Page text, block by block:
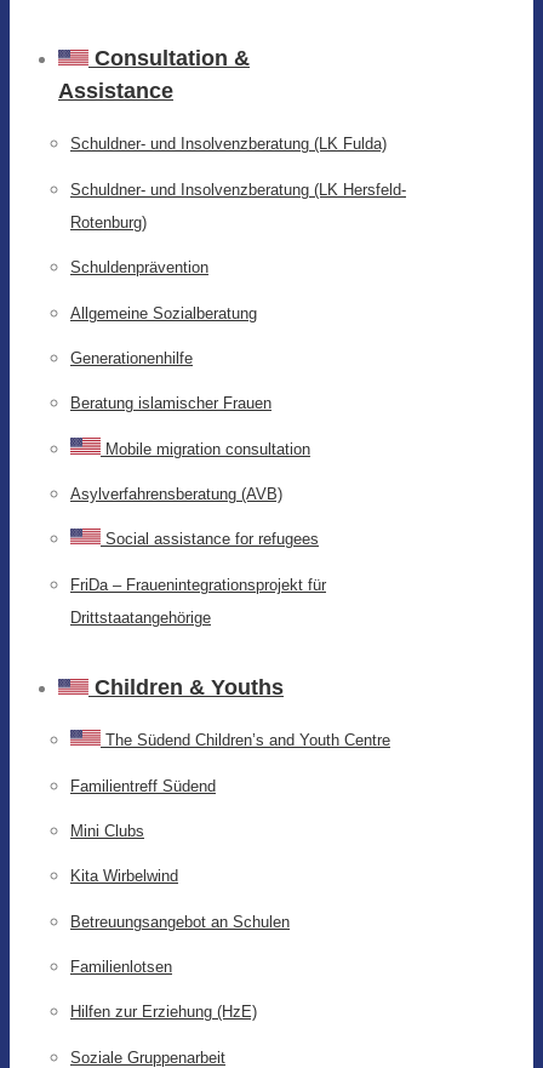
Consultation &
Assistance
Schuldner- und Insolvenzberatung (LK Fulda)
Schuldner- und Insolvenzberatung (LK Hersfeld-
Rotenburg)
Schuldenprävention
Allgemeine Sozialberatung
Generationenhilfe
Beratung islamischer Frauen
Mobile migration consultation
Asylverfahrensberatung (AVB)
Social assistance for refugees
FriDa – Frauenintegrationsprojekt für
Drittstaatangehörige
Children & Youths
The Südend Children’s and Youth Centre
Familientreff Südend
Mini Clubs
Kita Wirbelwind
Betreuungsangebot an Schulen
Familienlotsen
Hilfen zur Erziehung (HzE)
Soziale Gruppenarbeit